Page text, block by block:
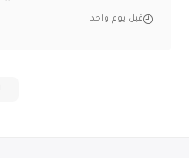
قبل يوم واحد